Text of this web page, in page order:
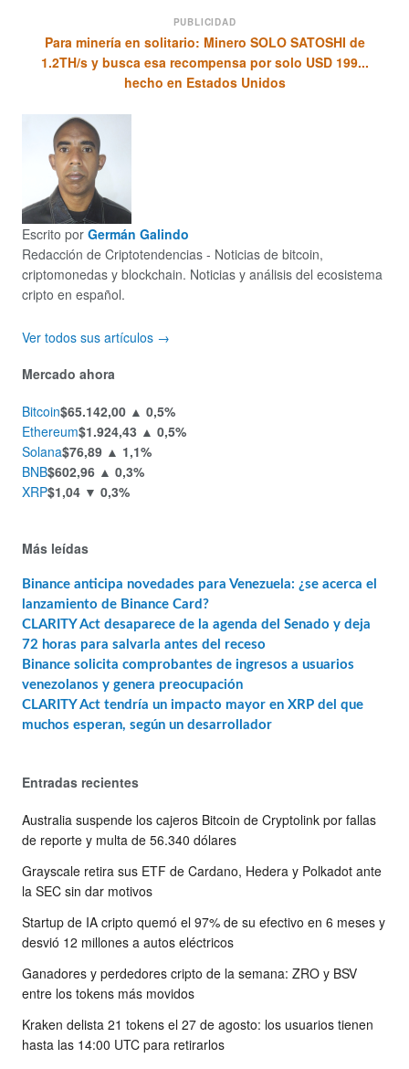
PUBLICIDAD
Para minería en solitario: Minero SOLO SATOSHI de
1.2TH/s y busca esa recompensa por solo USD 199...
hecho en Estados Unidos
Escrito por Germán Galindo
Redacción de Criptotendencias - Noticias de bitcoin,
criptomonedas y blockchain. Noticias y análisis del ecosistema
cripto en español.
Ver todos sus artículos →
Mercado ahora
Bitcoin$65.142,00 ▲ 0,5%
Ethereum$1.924,43 ▲ 0,5%
Solana$76,89 ▲ 1,1%
BNB$602,96 ▲ 0,3%
XRP$1,04 ▼ 0,3%
Más leídas
Binance anticipa novedades para Venezuela: ¿se acerca el
lanzamiento de Binance Card?
CLARITY Act desaparece de la agenda del Senado y deja
72 horas para salvarla antes del receso
Binance solicita comprobantes de ingresos a usuarios
venezolanos y genera preocupación
CLARITY Act tendría un impacto mayor en XRP del que
muchos esperan, según un desarrollador
Entradas recientes
Australia suspende los cajeros Bitcoin de Cryptolink por fallas
de reporte y multa de 56.340 dólares
Grayscale retira sus ETF de Cardano, Hedera y Polkadot ante
la SEC sin dar motivos
Startup de IA cripto quemó el 97% de su efectivo en 6 meses y
desvió 12 millones a autos eléctricos
Ganadores y perdedores cripto de la semana: ZRO y BSV
entre los tokens más movidos
Kraken delista 21 tokens el 27 de agosto: los usuarios tienen
hasta las 14:00 UTC para retirarlos